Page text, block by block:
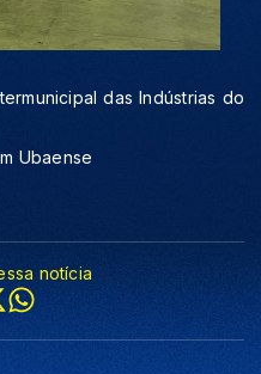
das Indústrias do
Ubaense
notícia